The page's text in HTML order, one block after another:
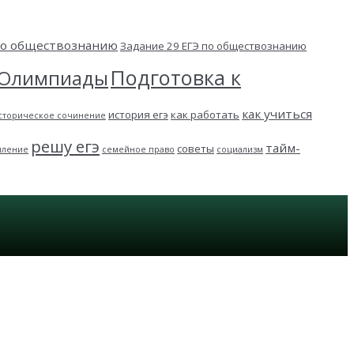
обществознанию Задание 29 ЕГЭ по обществознанию
Подготовка к
сочинение история егэ как работать как учиться
решу егэ семейное право советы социализм тайм-